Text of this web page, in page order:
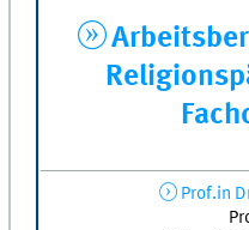
Prof.in